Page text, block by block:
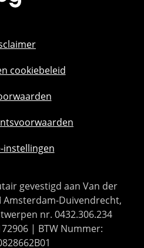
cookiebeleid
instellingen
gevestigd aan Van der
Amsterdam-Duivendrecht,
nr. 0432.306.234
| BTW Nummer: